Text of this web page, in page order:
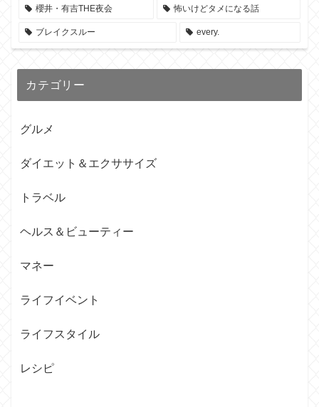
櫻井・有吉THE夜会 怖いけどタメになる話
ブレイクスルー every.
カテゴリー
グルメ
ダイエット＆エクササイズ
トラベル
ヘルス＆ビューティー
マネー
ライフイベント
ライフスタイル
レシピ